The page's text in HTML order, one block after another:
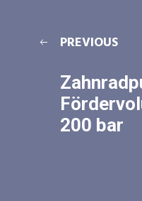
PREVIOUS
200 bar